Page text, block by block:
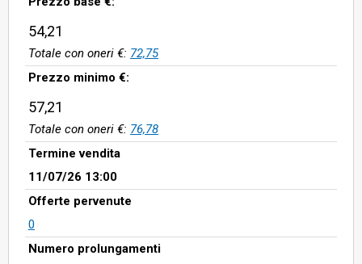
54,21
Totale con oneri €: 72,75
Prezzo minimo €:
57,21
Totale con oneri €: 76,78
Termine vendita
11/07/26 13:00
Offerte pervenute
0
Numero prolungamenti